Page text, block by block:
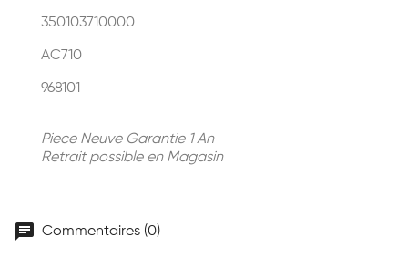
350103710000
AC710
968101
Piece Neuve Garantie 1 An
Retrait possible en Magasin
chat Commentaires (0)